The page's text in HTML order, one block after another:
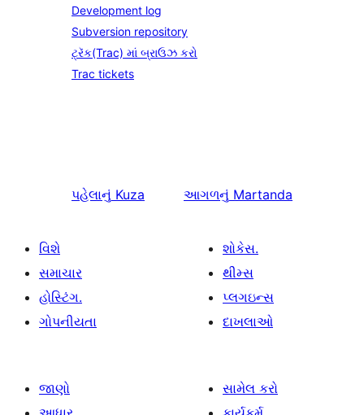
Development log
Subversion repository
ટ્રૅક(Trac) માં બ્રાઉઝ કરો
Trac tickets
પહેલાનું Kuza આગળનું Martanda
વિશે
સમાચાર
હોસ્ટિંગ.
ગોપનીયતા
શોકેસ.
થીમ્સ
પ્લગઇન્સ
દાખલાઓ
જાણો
સામેલ કરો